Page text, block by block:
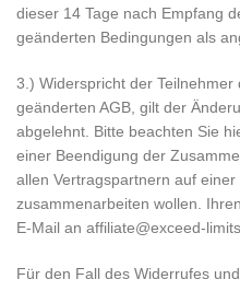
dieser 14 Tage nach Empfang
geänderten Bedingungen als
3.) Widerspricht der
geänderten AGB, gilt der
abgelehnt. Bitte beachten Sie
einer Beendigung der
allen Vertragspartnern auf
zusammenarbeiten wollen.
E-Mail an affiliate@exceed-
Für den Fall des Widerrufes